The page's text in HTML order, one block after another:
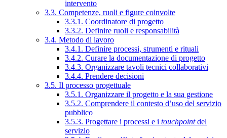
intervento
3.3. Competenze, ruoli e figure coinvolte
3.3.1. Coordinatore di progetto
3.3.2. Definire ruoli e responsabilità
3.4. Metodo di lavoro
3.4.1. Definire processi, strumenti e rituali
3.4.2. Curare la documentazione di progetto
3.4.3. Organizzare tavoli tecnici collaborativi
3.4.4. Prendere decisioni
3.5. Il processo progettuale
3.5.1. Organizzare il progetto e la sua gestione
3.5.2. Comprendere il contesto d’uso del servizio
pubblico
3.5.3. Progettare i processi e i touchpointdel
servizio